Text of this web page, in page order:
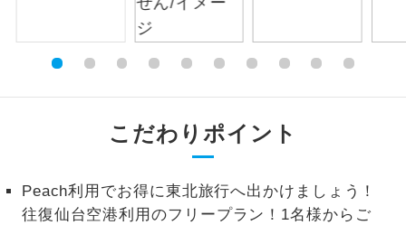
こだわりポイント
Peach利用でお得に東北旅行へ出かけましょう！
往復仙台空港利用のフリープラン！1名様からご
す。
2名様催行
2名様から出発可能な個人型プランで
おひとり様参
加限定
おひとり様限定でご参加いただけるコー
スです。